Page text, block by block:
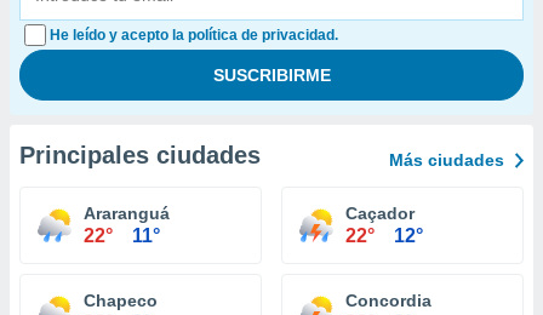
He leído y acepto la política de privacidad.
Principales ciudades Más ciudades
Araranguá
22° 11°
Caçador
22° 12°
Chapeco Concordia